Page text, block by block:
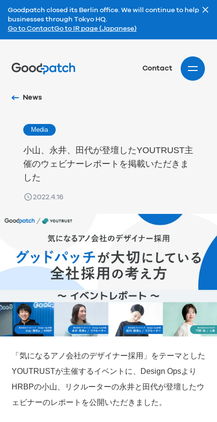
Goodpatch closed its Berlin office. We will continue to help
businesses through Tokyo HQ.
Go to ContactGo to IR page (Japanese)
Contact
News
Media
小山、永井、田代が登壇したYOUTRUST主
催のウェビナーレポートを掲載いただきま
した
2022.4.16
「気になるアノ会社のデザイナー採用」をテーマとした
YOUTRUSTが主催するイベントに、Design Opsより
HRBPの小山、リクルーターの永井と田代が登壇したウ
ェビナーのレポートを公開いただきました。